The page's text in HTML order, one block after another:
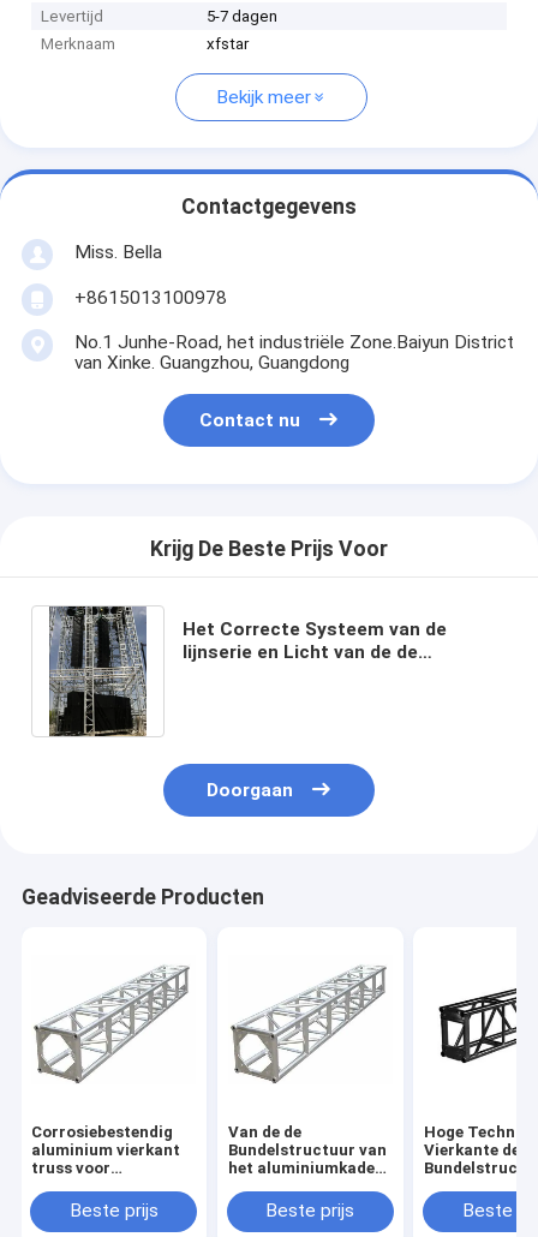
Levertijd
5-7 dagen
Merknaam
xfstar
Bekijk meer
Contactgegevens
Miss. Bella
+8615013100978
No.1 Junhe-Road, het industriële Zone.Baiyun District
van Xinke. Guangzhou, Guangdong
Contact nu
Krijg De Beste Prijs Voor
Het Correcte Systeem van de
lijnserie en Licht van de de
Doorgaan
Geadviseerde Producten
Corrosiebestendig
aluminium vierkant
truss voor
dakondersteuning
Beste prijs
Van de de
Bundelstructuur van
het aluminiumkader
Gebeurtenisaluminium
van de Bout/Bolt van
Beste prijs
Hoge
Vierkante de
voor
Beste